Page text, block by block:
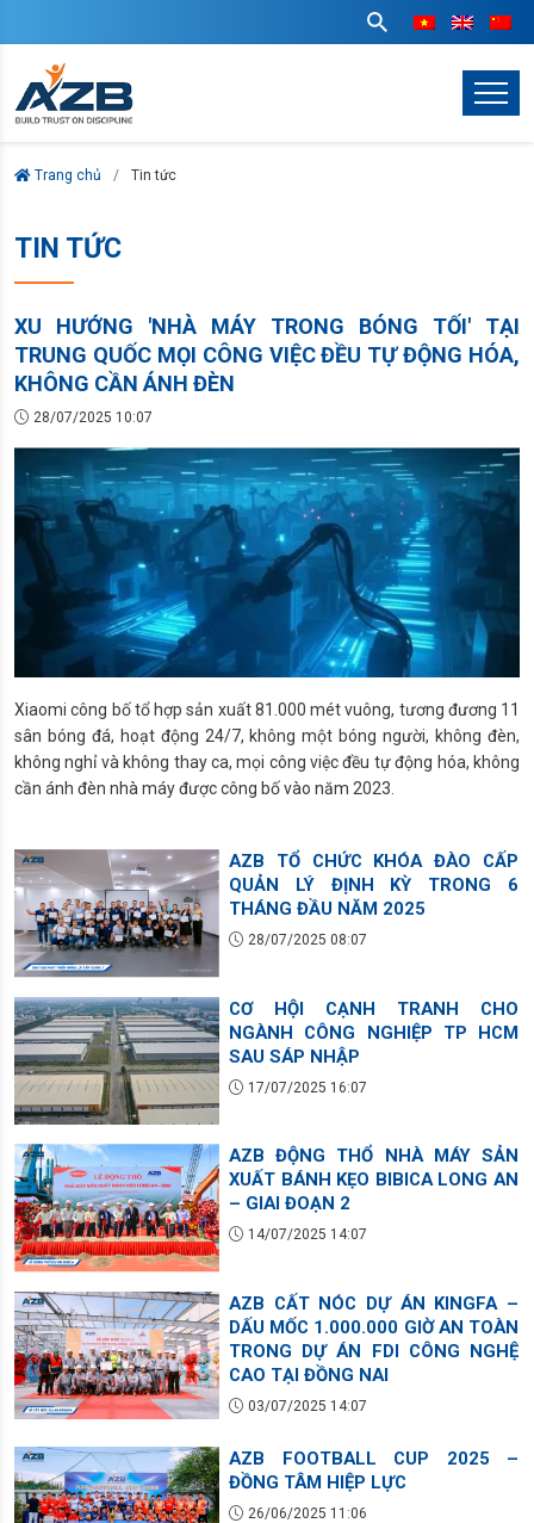
Trang chủ Tin tức
TIN TỨC
XU HƯỚNG 'NHÀ MÁY TRONG BÓNG TỐI' TẠI
TRUNG QUỐC MỌI CÔNG VIỆC ĐỀU TỰ ĐỘNG HÓA,
KHÔNG CẦN ÁNH ĐÈN
28/07/2025 10:07
Xiaomi công bố tổ hợp sản xuất 81.000 mét vuông, tương đương 11
sân bóng đá, hoạt động 24/7, không một bóng người, không đèn,
không nghỉ và không thay ca, mọi công việc đều tự động hóa, không
cần ánh đèn nhà máy được công bố vào năm 2023.
AZB TỔ CHỨC KHÓA ĐÀO CẤP
QUẢN LÝ ĐỊNH KỲ TRONG 6
THÁNG ĐẦU NĂM 2025
28/07/2025 08:07
CƠ HỘI CẠNH TRANH CHO
NGÀNH CÔNG NGHIỆP TP HCM
SAU SÁP NHẬP
17/07/2025 16:07
AZB ĐỘNG THỔ NHÀ MÁY SẢN
XUẤT BÁNH KẸO BIBICA LONG AN
– GIAI ĐOẠN 2
14/07/2025 14:07
AZB CẤT NÓC DỰ ÁN KINGFA –
DẤU MỐC 1.000.000 GIỜ AN TOÀN
TRONG DỰ ÁN FDI CÔNG NGHỆ
CAO TẠI ĐỒNG NAI
03/07/2025 14:07
AZB FOOTBALL CUP 2025 –
ĐỒNG TÂM HIỆP LỰC
26/06/2025 11:06